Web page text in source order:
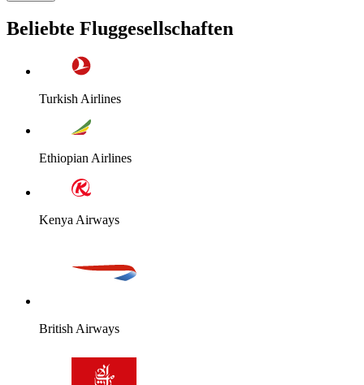
Beliebte Fluggesellschaften
Turkish Airlines
Ethiopian Airlines
Kenya Airways
British Airways